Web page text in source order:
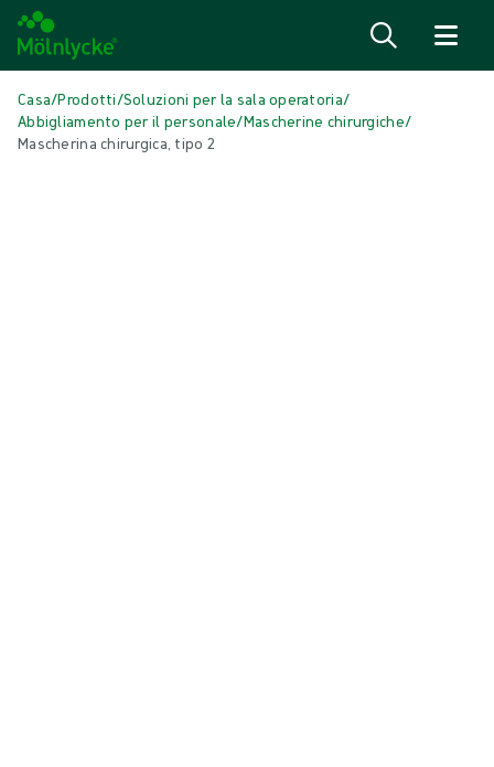
Casa/Prodotti/Soluzioni per la sala operatoria/
Abbigliamento per il personale/Mascherine chirurgiche/
Mascherina chirurgica, tipo 2